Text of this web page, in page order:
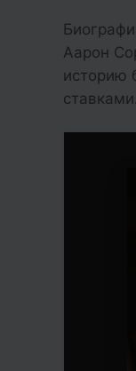
Аарон
историю
ставками.